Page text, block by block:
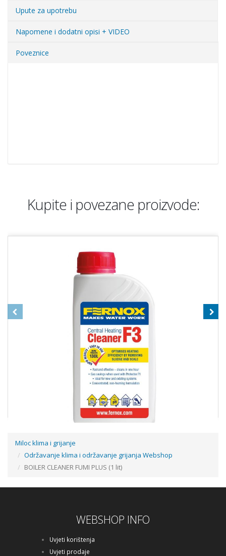
Upute za upotrebu
Napomene i dodatni opisi + VIDEO
Poveznice
Kupite i povezane proizvode:
FERNOX - CLEANER F3 LIQUID (500 ML)
44,97 €
Dodaj u košaricu
Miloc klima i grijanje
Održavanje klima i održavanje grijanja Webshop
BOILER CLEANER FUMI PLUS (1 lit)
WEBSHOP INFO
Uvjeti korištenja
Uvjeti prodaje